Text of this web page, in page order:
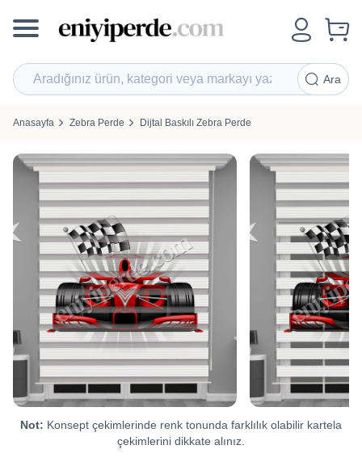
Ara
Anasayfa Zebra Perde Dijtal Baskılı Zebra Perde
Not: Konsept çekimlerinde renk tonunda farklılık olabilir kartela
çekimlerini dikkate alınız.